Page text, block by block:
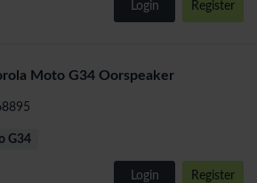
Login Register
Moto G34 Oorspeaker
G34
Login Register